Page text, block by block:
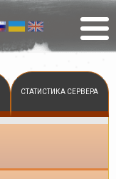
СТАТИСТИКА СЕРВЕРА